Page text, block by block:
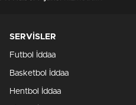
SERVİSLER
Futbol İddaa
Basketbol İddaa
Hentbol İddaa